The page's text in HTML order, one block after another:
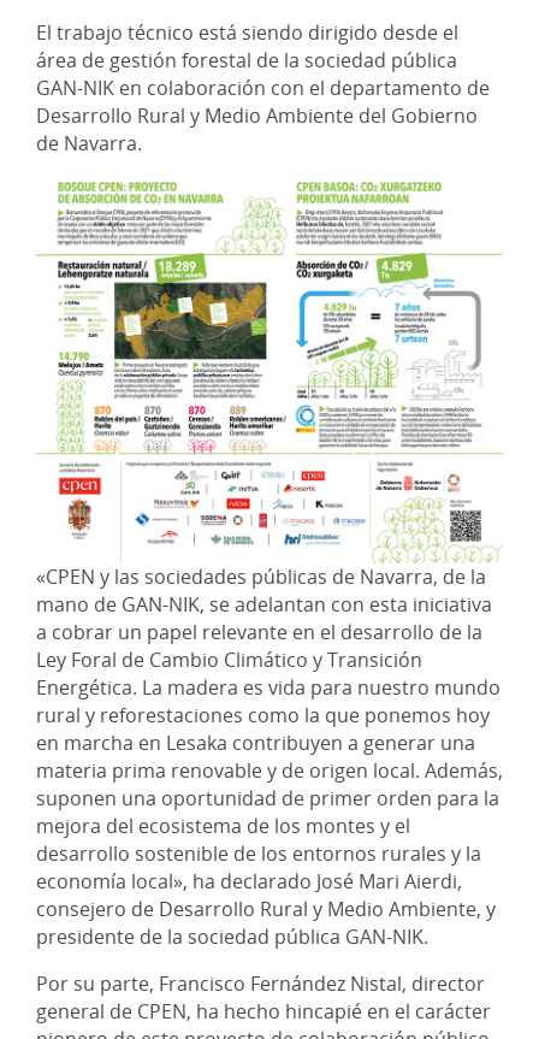
El trabajo técnico está siendo dirigido desde el
área de gestión forestal de la sociedad pública
GAN-NIK en colaboración con el departamento de
Desarrollo Rural y Medio Ambiente del Gobierno
de Navarra.
«CPEN y las sociedades públicas de Navarra, de la
mano de GAN-NIK, se adelantan con esta iniciativa
a cobrar un papel relevante en el desarrollo de la
Ley Foral de Cambio Climático y Transición
Energética. La madera es vida para nuestro mundo
rural y reforestaciones como la que ponemos hoy
en marcha en Lesaka contribuyen a generar una
materia prima renovable y de origen local. Además,
suponen una oportunidad de primer orden para la
mejora del ecosistema de los montes y el
desarrollo sostenible de los entornos rurales y la
economía local», ha declarado José Mari Aierdi,
consejero de Desarrollo Rural y Medio Ambiente, y
presidente de la sociedad pública GAN-NIK.
Por su parte, Francisco Fernández Nistal, director
general de CPEN, ha hecho hincapié en el carácter